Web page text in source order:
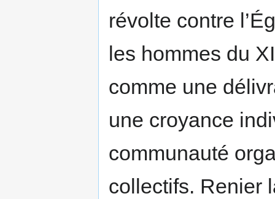
révolte contre
les hommes du
comme une
une croyance
communauté
collectifs. Renier